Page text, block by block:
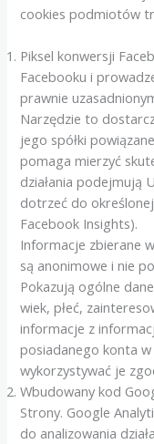
cookies podmiotów
Piksel konwersji
Facebooku i
prawnie
Narzędzie to
jego spółki
pomaga mierzyć
działania podejmują
dotrzeć do
Facebook Insights).
Informacje zbierane
są anonimowe i nie
Pokazują ogólne
wiek, płeć,
informacje z
posiadanego konta
wykorzystywać je
Wbudowany kod
Strony. Google
do analizowania